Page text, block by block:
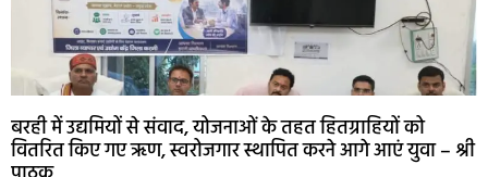
बरही में उद्यमियों से संवाद, योजनाओं के तहत हितग्राहियों को
वितरित किए गए ऋण, स्वरोजगार स्थापित करने आगे आएं युवा – श्री